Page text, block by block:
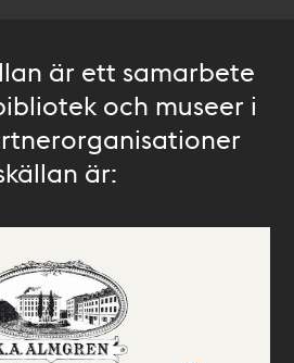
är ett samarbete
och museer i
är: